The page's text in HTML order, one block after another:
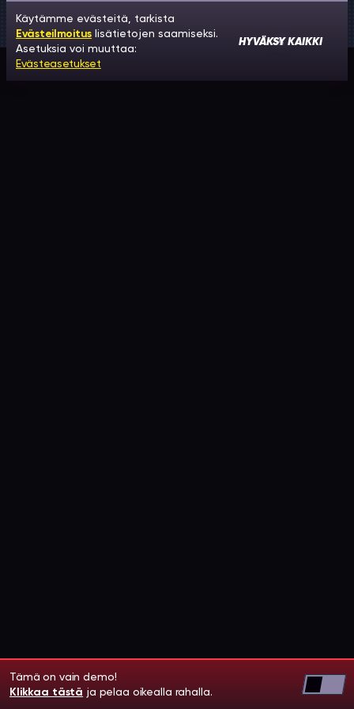
Tämä on vain demo!
Klikkaa tästä ja pelaa oikealla rahalla.
Käytämme evästeitä, tarkista
Evästeilmoitus lisätietojen saamiseksi.
Asetuksia voi muuttaa:
Evästeasetukset
HYVÄKSY KAIKKI